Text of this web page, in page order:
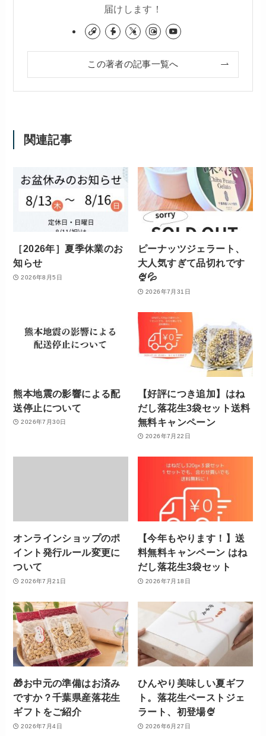
届けします！
この著者の記事一覧へ
関連記事
［2026年］夏季休業のお
知らせ
2026年8月5日
ピーナッツジェラート、
大人気すぎて品切れです
🍨💦
2026年7月31日
熊本地震の影響による配
送停止について
2026年7月30日
【好評につき追加】はね
だし落花生3袋セット送料
無料キャンペーン
2026年7月22日
オンラインショップのポ
イント発行ルール変更に
ついて
2026年7月21日
【今年もやります！】送
料無料キャンペーン はね
だし落花生3袋セット
2026年7月18日
🎁お中元の準備はお済み
ですか？千葉県産落花生
ギフトをご紹介
2026年7月4日
ひんやり美味しい夏ギフ
ト。落花生ペーストジェ
ラート、初登場🍨
2026年6月27日